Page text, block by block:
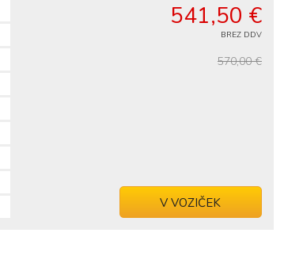
541,50 €
BREZ DDV
570,00 €
V VOZIČEK